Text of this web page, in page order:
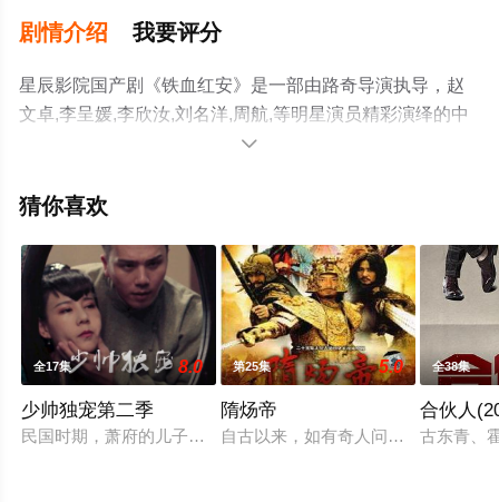
剧情介绍 我要评分
星辰影院国产剧《铁血红安》是一部由路奇导演执导，赵
文卓,李呈媛,李欣汝,刘名洋,周航,等明星演员精彩演绎的中
国大陆电视剧，大结局剧情已揭晓（第38集已完结），手
网，热播电视剧提前免费观看，更多剧情信息可移步至豆

猜你喜欢
全17集 8.0
少帅独宠第二季
民国时期，萧府的儿子和沈府的大小姐从小就定了娃娃亲，十
第25集 5.0
隋炀帝
自古以来，如有奇人问世必天降异象
全38集
合伙人
古东青、